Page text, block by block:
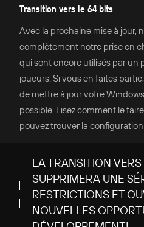
Transition vers le 64 bits
Avec la prochaine mise à jour,
complètement notre prise en
qui sont encore utilisés par un
joueurs. Si vous en faites
de mettre à jour votre
possible. Lisez comment le
pouvez trouver la
LA TRANSITION
SUPPRIMERA UNE
RESTRICTIONS ET
NOUVELLES